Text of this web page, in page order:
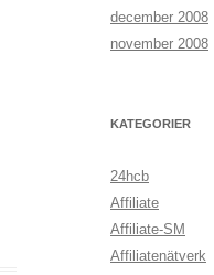
december 2008
november 2008
KATEGORIER
24hcb
Affiliate
Affiliate-SM
Affiliatenätverk